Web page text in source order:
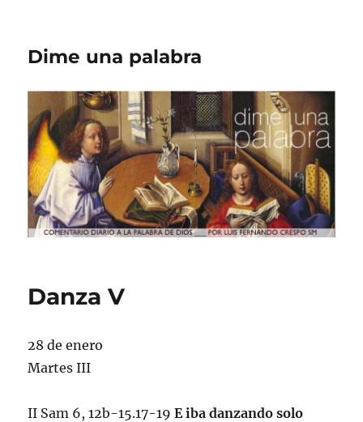
Dime una palabra
Danza V
28 de enero
Martes III
II Sam 6, 12b-15.17-19E iba danzando solo